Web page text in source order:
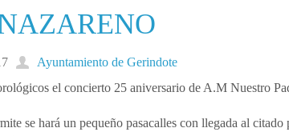
Ayuntamiento de Gerindote
el concierto 25 aniversario de A.M Nuestro
se hará un pequeño pasacalles con llegada al citado